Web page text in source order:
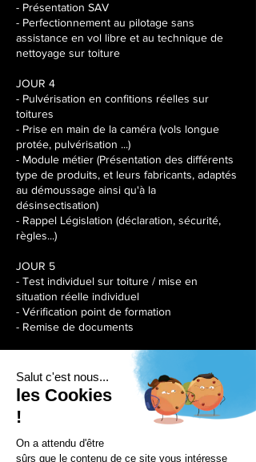
- Présentation SAV
- Perfectionnement au pilotage sans
assistance en vol libre et au technique de
nettoyage sur toiture
JOUR 4
- Pulvérisation en confitions réelles sur
toitures
- Prise en main de la caméra (vols longue
protée, pulvérisation ...)
- Module métier (Présentation des différents
type de produits, et leurs fabricants, adaptés
au démoussage ainsi qu'à la
désinsectisation)
- Rappel Législation (déclaration, sécurité,
règles...)
JOUR 5
- Test individuel sur toiture / mise en
situation réelle individuel
- Vérification point de formation
- Remise de documents
Séances à venir